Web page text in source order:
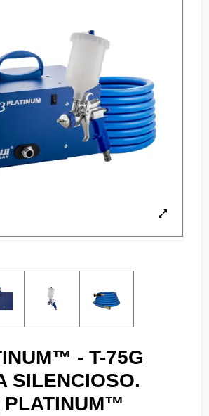
- T-75G
SILENCIOSO.
PLATINUM™